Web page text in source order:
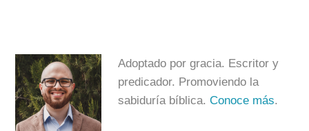
Adoptado por gracia. Escritor y
predicador. Promoviendo la
sabiduría bíblica.Conoce más.